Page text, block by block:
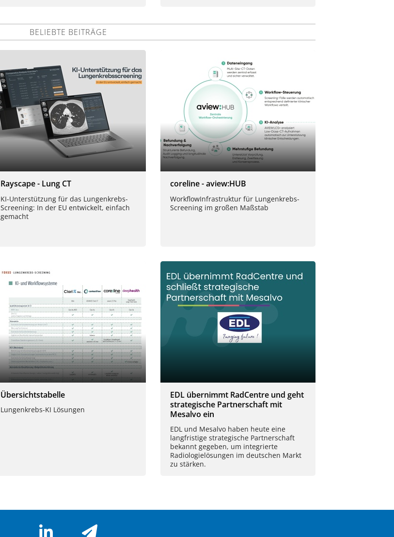
BELIEBTE BEITRÄGE
Rayscape - Lung CT
KI-Unterstützung für das Lungenkrebs-
Screening: In der EU entwickelt, einfach
gemacht
coreline - aview:HUB
Workflow­Infrastruktur für Lungen­krebs-
Screening im großen Maßstab
Übersichtstabelle
Lungenkrebs-KI Lösungen
EDL übernimmt RadCentre und geht
strategische Partnerschaft mit
Mesalvo ein
EDL und Mesalvo haben heute eine
langfristige strategische Partnerschaft
bekannt gegeben, um integrierte
Radiologielösungen im deutschen Markt
zu stärken.